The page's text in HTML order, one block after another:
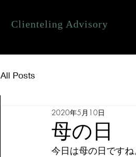
Clienteling Advisory
All Posts
母の日
2020年5月10日
今日は母の日です